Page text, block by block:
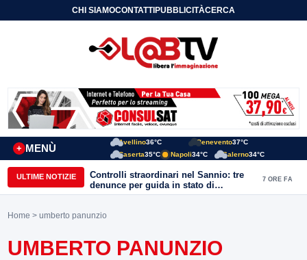
CHI SIAMOCONTATTIPUBBLICITÀCERCA
MENÙ
+
Avellino36°C Benevento37°C
Caserta35°C Napoli34°C Salerno34°C
ULTIME NOTIZIE
Controlli straordinari nel Sannio: tre
denunce per guida in stato di
ebbrezza, un arresto e 1.500 kg di
7 ORE FA
Home > umberto panunzio
UMBERTO PANUNZIO